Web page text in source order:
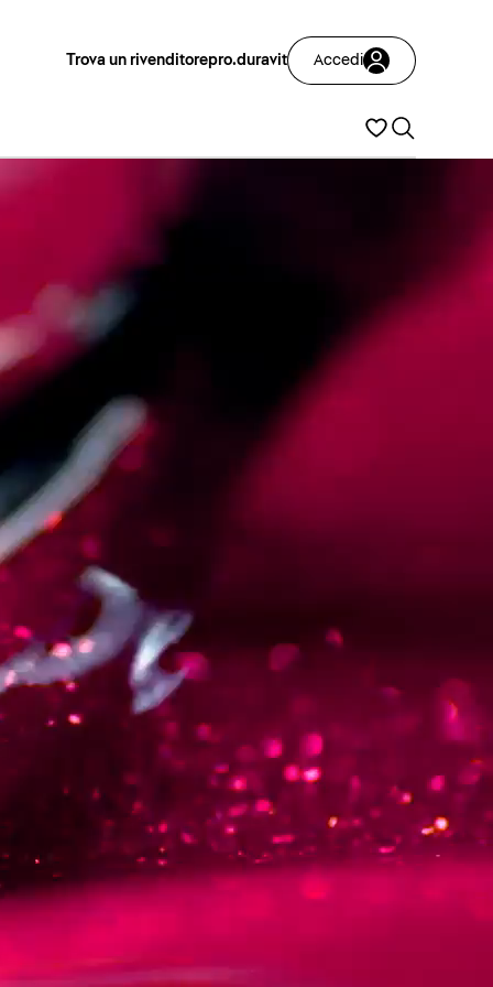
Trova un rivenditorepro.duravit Accedi